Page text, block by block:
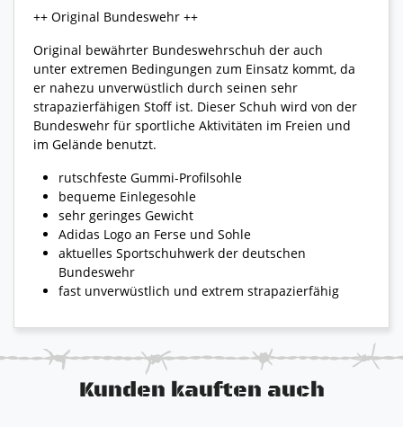
++ Original Bundeswehr ++
Original bewährter Bundeswehrschuh der auch
unter extremen Bedingungen zum Einsatz kommt, da
er nahezu unverwüstlich durch seinen sehr
strapazierfähigen Stoff ist. Dieser Schuh wird von der
Bundeswehr für sportliche Aktivitäten im Freien und
im Gelände benutzt.
rutschfeste Gummi-Profilsohle
bequeme Einlegesohle
sehr geringes Gewicht
Adidas Logo an Ferse und Sohle
aktuelles Sportschuhwerk der deutschen
Bundeswehr
fast unverwüstlich und extrem strapazierfähig
Kunden kauften auch